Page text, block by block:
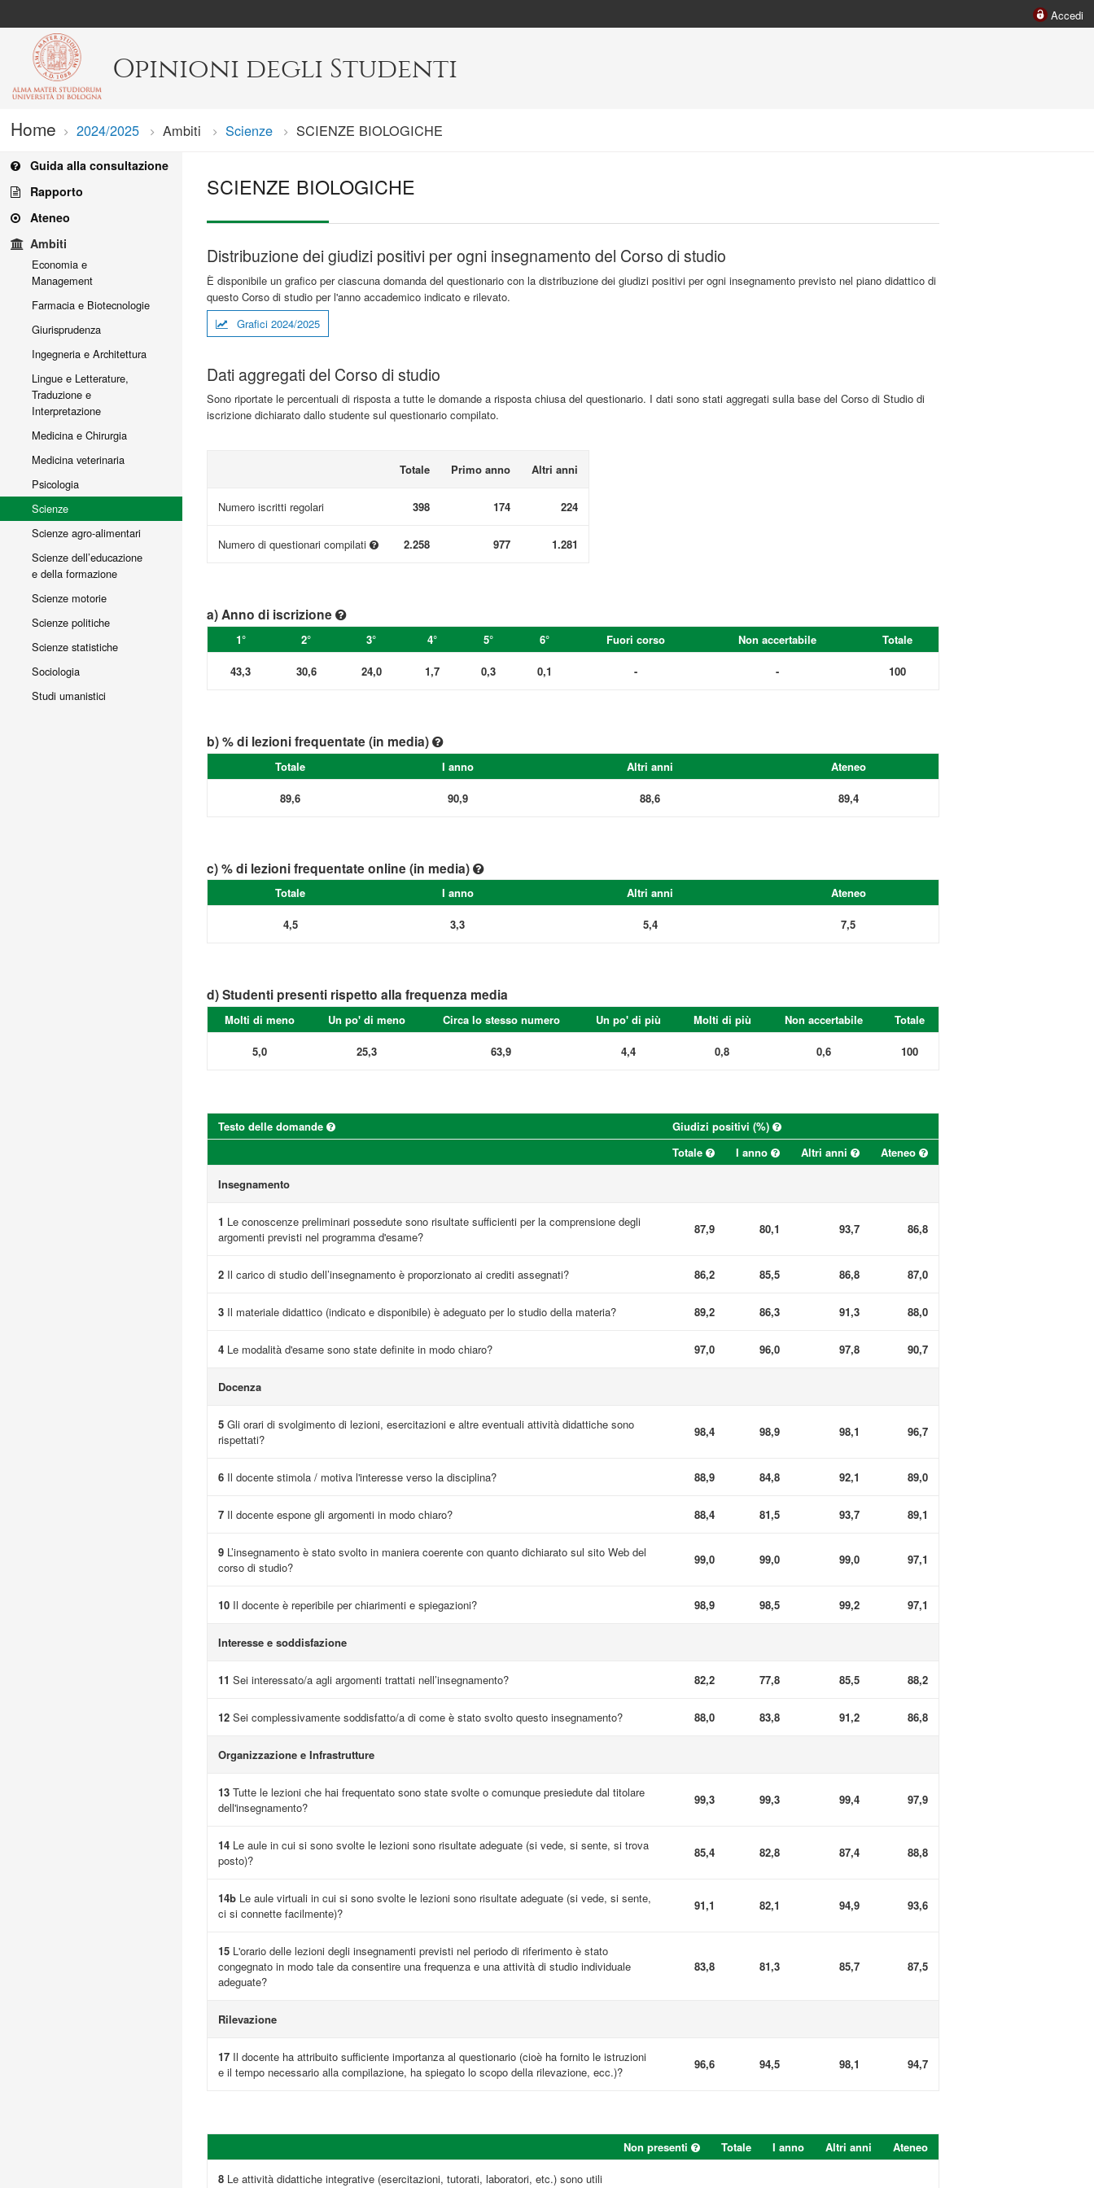
Accedi
Opinioni degli Studenti
Home 2024/2025 Ambiti Scienze Current:
SCIENZE BIOLOGICHE
Guida alla consultazione
Rapporto
Ateneo
Ambiti
Economia e
Management
Farmacia e Biotecnologie
Giurisprudenza
Ingegneria e Architettura
Lingue e Letterature,
Traduzione e
Interpretazione
Medicina e Chirurgia
Medicina veterinaria
Psicologia
Scienze
Scienze agro-alimentari
Scienze dell’educazione
e della formazione
Scienze motorie
Scienze politiche
Scienze statistiche
Sociologia
Studi umanistici
SCIENZE BIOLOGICHE
Distribuzione dei giudizi positivi per ogni insegnamento del Corso di studio
È disponibile un grafico per ciascuna domanda del questionario con la distribuzione dei giudizi positivi per ogni insegnamento previsto nel piano didattico di
questo Corso di studio per l'anno accademico indicato e rilevato.
Grafici 2024/2025
Dati aggregati del Corso di studio
Sono riportate le percentuali di risposta a tutte le domande a risposta chiusa del questionario. I dati sono stati aggregati sulla base del Corso di Studio di
iscrizione dichiarato dallo studente sul questionario compilato.
Totale Primo anno Altri anni
Numero iscritti regolari 398 174 224
Numero di questionari compilati 2.258 977 1.281
a) Anno di iscrizione
1° 2° 3° 4° 5° 6° Fuori corso Non accertabile Totale
43,3 30,6 24,0 1,7 0,3 0,1 - - 100
b) % di lezioni frequentate (in media)
Totale I anno Altri anni Ateneo
89,6 90,9 88,6 89,4
c) % di lezioni frequentate online (in media)
Totale I anno Altri anni Ateneo
4,5 3,3 5,4 7,5
d) Studenti presenti rispetto alla frequenza media
Molti di meno Un po' di meno Circa lo stesso numero Un po' di più Molti di più Non accertabile Totale
5,0 25,3 63,9 4,4 0,8 0,6 100
Testo delle domande
Giudizi positivi (%)
Totale
I anno Altri anni Ateneo
Insegnamento
1 Le conoscenze preliminari possedute sono risultate sufficienti per la comprensione degli
argomenti previsti nel programma d'esame?
87,9 80,1 93,7 86,8
2 Il carico di studio dell’insegnamento è proporzionato ai crediti assegnati? 86,2 85,5 86,8 87,0
3 Il materiale didattico (indicato e disponibile) è adeguato per lo studio della materia? 89,2 86,3 91,3 88,0
4 Le modalità d'esame sono state definite in modo chiaro? 97,0 96,0 97,8 90,7
Docenza
5 Gli orari di svolgimento di lezioni, esercitazioni e altre eventuali attività didattiche sono
rispettati?
98,4 98,9 98,1 96,7
6 Il docente stimola / motiva l'interesse verso la disciplina? 88,9 84,8 92,1 89,0
7 Il docente espone gli argomenti in modo chiaro? 88,4 81,5 93,7 89,1
9 L’insegnamento è stato svolto in maniera coerente con quanto dichiarato sul sito Web del
corso di studio?
99,0 99,0 99,0 97,1
10 Il docente è reperibile per chiarimenti e spiegazioni? 98,9 98,5 99,2 97,1
Interesse e soddisfazione
11 Sei interessato/a agli argomenti trattati nell’insegnamento? 82,2 77,8 85,5 88,2
12 Sei complessivamente soddisfatto/a di come è stato svolto questo insegnamento? 88,0 83,8 91,2 86,8
Organizzazione e Infrastrutture
13 Tutte le lezioni che hai frequentato sono state svolte o comunque presiedute dal titolare
dell'insegnamento?
99,3 99,3 99,4 97,9
14 Le aule in cui si sono svolte le lezioni sono risultate adeguate (si vede, si sente, si trova
posto)?
85,4 82,8 87,4 88,8
14b Le aule virtuali in cui si sono svolte le lezioni sono risultate adeguate (si vede, si sente,
ci si connette facilmente)?
91,1 82,1 94,9 93,6
15 L'orario delle lezioni degli insegnamenti previsti nel periodo di riferimento è stato
congegnato in modo tale da consentire una frequenza e una attività di studio individuale
adeguate?
83,8 81,3 85,7 87,5
Rilevazione
17 Il docente ha attribuito sufficiente importanza al questionario (cioè ha fornito le istruzioni
e il tempo necessario alla compilazione, ha spiegato lo scopo della rilevazione, ecc.)?
96,6 94,5 98,1 94,7
Non presenti Totale I anno Altri anni Ateneo
8 Le attività didattiche integrative (esercitazioni, tutorati, laboratori, etc.) sono utili